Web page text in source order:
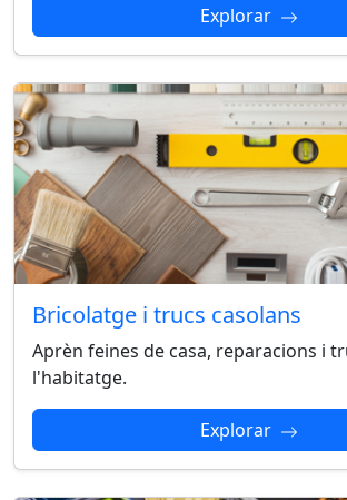
Explorar
Bricolatge i trucs casolans
Aprèn feines de casa, reparacions i
l'habitatge.
Explorar